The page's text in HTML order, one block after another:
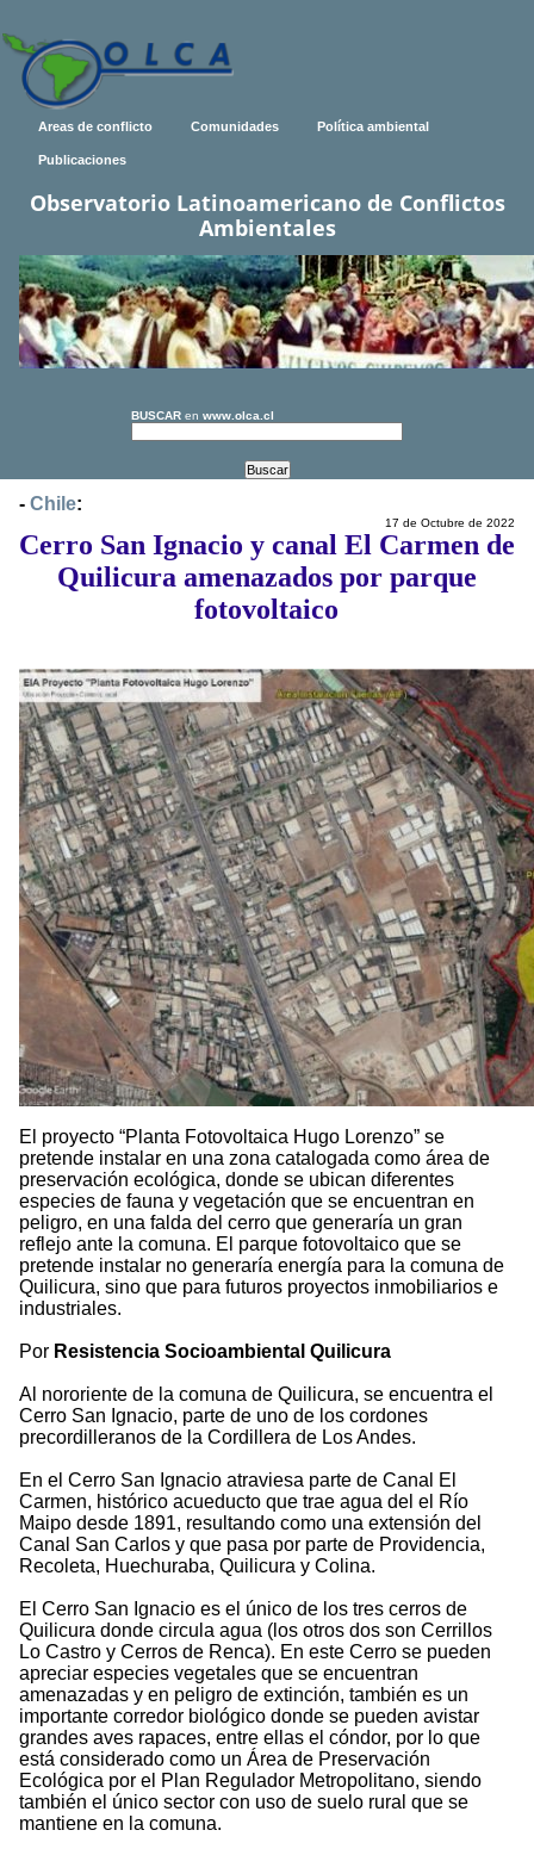
Areas de conflicto Comunidades Política ambiental
Publicaciones
Observatorio Latinoamericano de Conflictos
Ambientales
BUSCAR en www.olca.cl
- Chile:
17 de Octubre de 2022
Cerro San Ignacio y canal El Carmen de
Quilicura amenazados por parque
fotovoltaico
El proyecto “Planta Fotovoltaica Hugo Lorenzo” se
pretende instalar en una zona catalogada como área de
preservación ecológica, donde se ubican diferentes
especies de fauna y vegetación que se encuentran en
peligro, en una falda del cerro que generaría un gran
reflejo ante la comuna. El parque fotovoltaico que se
pretende instalar no generaría energía para la comuna de
Quilicura, sino que para futuros proyectos inmobiliarios e
industriales.
Por Resistencia Socioambiental Quilicura
Al nororiente de la comuna de Quilicura, se encuentra el
Cerro San Ignacio, parte de uno de los cordones
precordilleranos de la Cordillera de Los Andes.
En el Cerro San Ignacio atraviesa parte de Canal El
Carmen, histórico acueducto que trae agua del el Río
Maipo desde 1891, resultando como una extensión del
Canal San Carlos y que pasa por parte de Providencia,
Recoleta, Huechuraba, Quilicura y Colina.
El Cerro San Ignacio es el único de los tres cerros de
Quilicura donde circula agua (los otros dos son Cerrillos
Lo Castro y Cerros de Renca). En este Cerro se pueden
apreciar especies vegetales que se encuentran
amenazadas y en peligro de extinción, también es un
importante corredor biológico donde se pueden avistar
grandes aves rapaces, entre ellas el cóndor, por lo que
está considerado como un Área de Preservación
Ecológica por el Plan Regulador Metropolitano, siendo
también el único sector con uso de suelo rural que se
mantiene en la comuna.